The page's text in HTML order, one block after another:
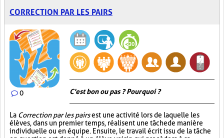
CORRECTION PAR LES PAIRS
0 C'est bon ou pas ? Pourquoi ?
La Correction par les pairsest une activité lors de laquelle les
élèves, dans un premier temps, réalisent une tâche de manière
individuelle ou en équipe. Ensuite, le travail écrit issu de la tâche